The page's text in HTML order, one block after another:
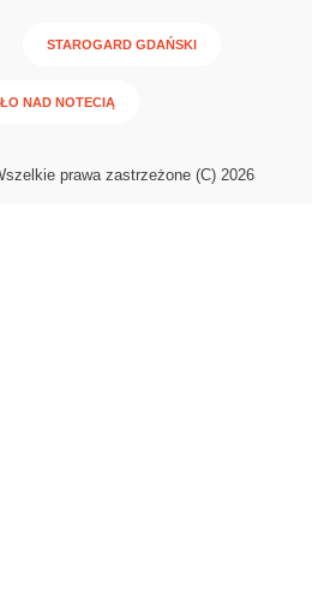
STAROGARD GDAŃSKI
NAD NOTECIĄ
prawa zastrzeżone (C) 2026